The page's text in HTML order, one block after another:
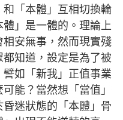
和「本體」互相切換輪
」是一體的。理論上
安無事，然而現實殘
知道，設定是為了被
如「新我」正值事業
能？當然想「當值」
迷狀態的「本體」骨